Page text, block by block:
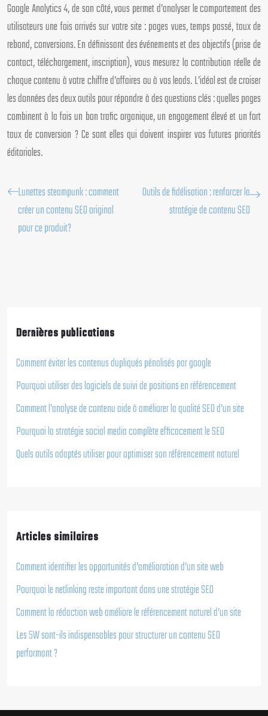
Google Analytics 4, de son côté, vous permet d’analyser le comportement des
utilisateurs une fois arrivés sur votre site : pages vues, temps passé, taux de
rebond, conversions. En définissant des événements et des objectifs (prise de
contact, téléchargement, inscription), vous mesurez la contribution réelle de
chaque contenu à votre chiffre d’affaires ou à vos leads. L’idéal est de croiser
les données des deux outils pour répondre à des questions clés : quelles pages
combinent à la fois un bon trafic organique, un engagement élevé et un fort
taux de conversion ? Ce sont elles qui doivent inspirer vos futures priorités
éditoriales.
Lunettes steampunk : comment
créer un contenu SEO original
pour ce produit?
Outils de fidélisation : renforcer la
stratégie de contenu SEO
Dernières publications
Comment éviter les contenus dupliqués pénalisés par google
Pourquoi utiliser des logiciels de suivi de positions en référencement
Comment l’analyse de contenu aide à améliorer la qualité SEO d’un site
Pourquoi la stratégie social media complète efficacement le SEO
Quels outils adaptés utiliser pour optimiser son référencement naturel
Articles similaires
Comment identifier les opportunités d’amélioration d’un site web
Pourquoi le netlinking reste important dans une stratégie SEO
Comment la rédaction web améliore le référencement naturel d’un site
Les 5W sont-ils indispensables pour structurer un contenu SEO
performant ?